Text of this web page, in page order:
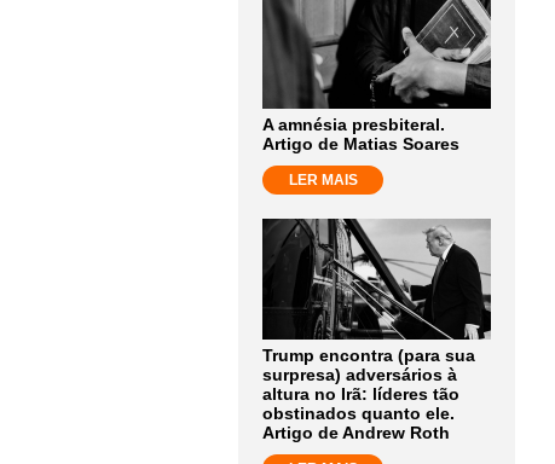
A amnésia presbiteral.
Artigo de Matias Soares
LER MAIS
Trump encontra (para sua
surpresa) adversários à
altura no Irã: líderes tão
obstinados quanto ele.
Artigo de Andrew Roth